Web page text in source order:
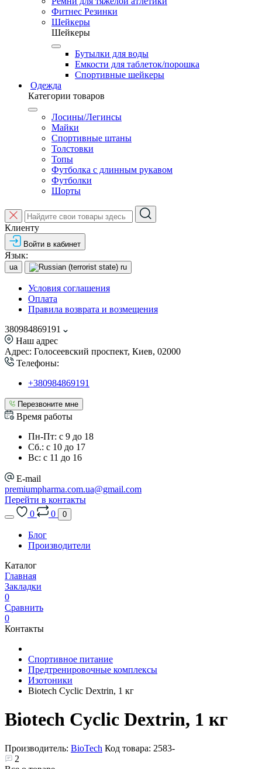
Фитнес Резинки
Шейкеры
Шейкеры
Бутылки для воды
Емкости для таблеток/порошка
Спортивные шейкеры
Одежда
Категории товаров
Лосины/Легинсы
Майки
Спортивные штаны
Толстовки
Топы
Футболка с длинным рукавом
Футболки
Шорты
Клиенту
Войти в кабинет
Язык:
ua ru
Условия соглашения
Оплата
Правила возврата и возмещения
380984869191
Наш адрес
Адрес: Голосеевский проспект, Киев, 02000
Телефоны:
+380984869191
Перезвоните мне
Время работы
Пн-Пт: с 9 до 18
Сб.: с 10 до 17
Вс: с 11 до 16
E-mail
premiumpharma.com.ua@gmail.com
Перейти в контакты
0
0 0
Блог
Производители
Каталог
Главная
Закладки
0
Сравнить
0
Контакты
Спортивное питание
Предтренировочные комплексы
Изотоники
Biotech Cyclic Dextrin, 1 кг
Biotech Cyclic Dextrin, 1 кг
Производитель: BioTech Код товара: 2583-
2